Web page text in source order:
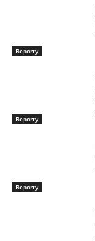
Reporty
Reporty
Reporty